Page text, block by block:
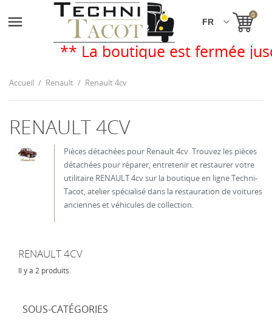
 0
** La boutique est fermée
Accueil Renault Renault 4cv
RENAULT 4CV
Pièces détachées pour Renault 4cv. Trouvez les pièces
détachées pour réparer, entretenir et restaurer votre
utilitaire RENAULT 4cv sur la boutique en ligne Techni-
Tacot, atelier spécialisé dans la restauration de voitures
anciennes et véhicules de collection.
RENAULT 4CV
Il y a 2 produits.
SOUS-CATÉGORIES